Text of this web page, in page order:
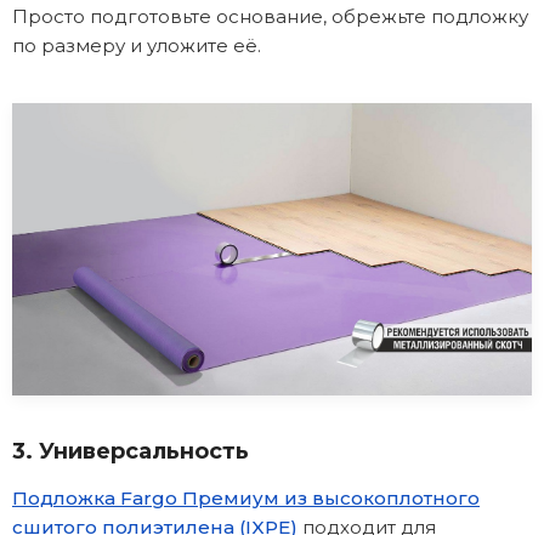
Просто подготовьте основание, обрежьте подложку
по размеру и уложите её.
3. Универсальность
Подложка Fargo Премиум из высокоплотного
сшитого полиэтилена (IXPE) подходит для